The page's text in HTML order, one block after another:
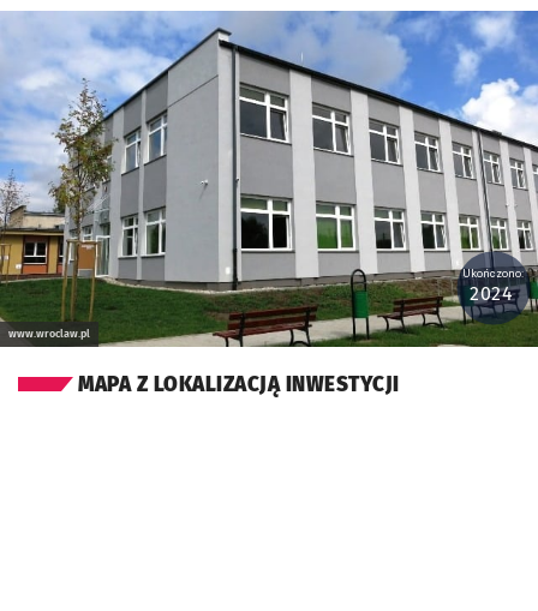
Kliknij, aby powiększyć
www.wroclaw.pl
Ukończono:
2024
MAPA Z LOKALIZACJĄ INWESTYCJI